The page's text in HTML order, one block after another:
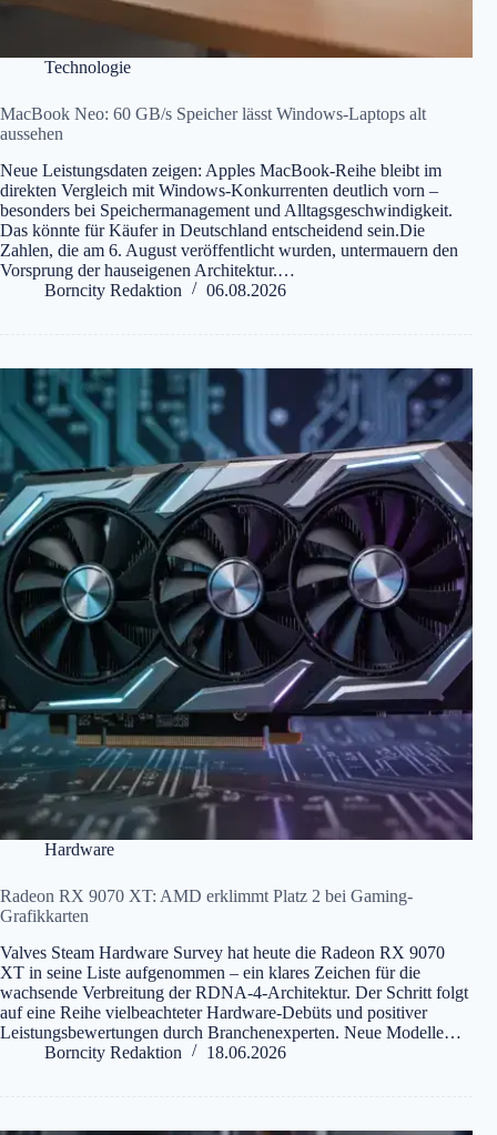
Technologie
MacBook Neo: 60 GB/s Speicher lässt Windows-Laptops alt
aussehen
Neue Leistungsdaten zeigen: Apples MacBook-Reihe bleibt im
direkten Vergleich mit Windows-Konkurrenten deutlich vorn –
besonders bei Speichermanagement und Alltagsgeschwindigkeit.
Das könnte für Käufer in Deutschland entscheidend sein.Die
Zahlen, die am 6. August veröffentlicht wurden, untermauern den
Vorsprung der hauseigenen Architektur.…
Borncity Redaktion
06.08.2026
Hardware
Radeon RX 9070 XT: AMD erklimmt Platz 2 bei Gaming-
Grafikkarten
Valves Steam Hardware Survey hat heute die Radeon RX 9070
XT in seine Liste aufgenommen – ein klares Zeichen für die
wachsende Verbreitung der RDNA-4-Architektur. Der Schritt folgt
auf eine Reihe vielbeachteter Hardware-Debüts und positiver
Leistungsbewertungen durch Branchenexperten. Neue Modelle…
Borncity Redaktion
18.06.2026